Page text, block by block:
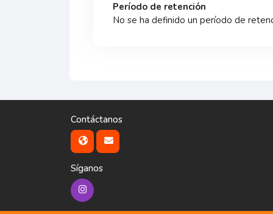
Período de retención
No se ha definido un período de
Contáctanos
Síganos